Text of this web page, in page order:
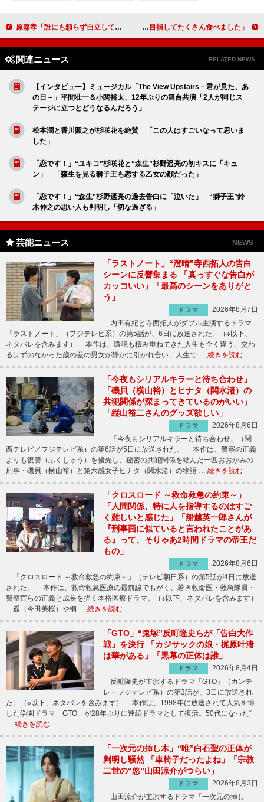
原嘉孝「誰にも頼らず自立していかないと」 ジャニーズJr.卒業後の心境の変化や給料に言及 後藤真希、写真集の撮影前に「あえて体重を増やした」 「フワフワしている体を目指してたくさん食べました」
関連ニュース RELATED NEWS
【インタビュー】ミュージカル「The View Upstairs－君が見た、あ
の日－」平間壮一＆小関裕太、12年ぶりの舞台共演「2人が同じス
テージに立つとどうなるんだろう」
松本潤と香川照之が杉咲花を絶賛 「この人はすごいなって思いま
した」
「恋です！」“ユキコ”杉咲花と“森生”杉野遥亮の初キスに「キュ
ン」 「森生を見る獅子王も恋する乙女の顔だった」
「恋です！」“森生”杉野遥亮の過去告白に「泣いた」 “獅子王”鈴
木伸之の思い人も判明し「切な過ぎる」
芸能ニュース NEWS
「ラストノート」“澄晴”寺西拓人の告白
シーンに反響集まる 「真っすぐな告白が
カッコいい」「最高のシーンをありがと
う」
ドラマ
2026年8月7日
内田有紀と寺西拓人がダブル主演するドラマ
「ラストノート」（フジテレビ系）の第5話が、6日に放送された。（※以下、
ネタバレを含みます） 本作は、環境も積み重ねてきた人生も全く違う、交わ
るはずのなかった歳の差の男女が静かに引かれ合い、人生で … 続きを読む
「今夜もシリアルキラーと待ち合わせ」
「磯貝（横山裕）とヒナタ（関水渚）の
共犯関係が深まってきているのがいい」
「縦山裕二さんのグッズ欲しい」
ドラマ
2026年8月6日
「今夜もシリアルキラーと待ち合わせ」（関
西テレビ／フジテレビ系）の第6話が5日に放送された。 本作は、警察の正義
よりも復讐（ふくしゅう）を優先し、秘密の共犯関係を結んだ一匹おおかみの
刑事・磯貝（横山裕）と第六感女子ヒナタ（関水渚）の物語 … 続きを読む
「クロスロード ～救命救急の約束～」
「人間関係、特に人を指導するのはすご
く難しいと感じた」「船越英一郎さんが
『刑事面に似ていると言われたことがあ
る』って、そりゃあ2時間ドラマの帝王だ
もの」
ドラマ
2026年8月6日
「クロスロード ～救命救急の約束～」（テレビ朝日系）の第5話が4日に放送
された。 本作は、救命救急医療の最前線でもがく、若き救命医・救急隊員・
警察官らの正義と成長を描く本格医療ドラマ。（※以下、ネタバレを含みます）
遥（今田美桜）や桐 … 続きを読む
「GTO」“鬼塚”反町隆史らが「告白大作
戦」を決行 「カジサックの娘・梶原叶渚
は華がある」「黒幕の正体は誰」
ドラマ
2026年8月4日
反町隆史が主演するドラマ「GTO」（カンテ
レ・フジテレビ系）の第3話が、3日に放送され
た。（※以下、ネタバレを含みます） 本作は、1998年に放送されて人気を博
した学園ドラマ「GTO」が28年ぶりに連続ドラマとして復活。50代になった“
… 続きを読む
「一次元の挿し木」“唯”白石聖の正体が
判明し騒然 「車椅子だったよね」「宗教
二世の“悠”山田涼介がつらい」
ドラマ
2026年8月3日
山田涼介が主演するドラマ「一次元の挿し